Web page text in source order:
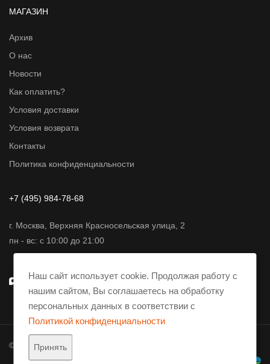
МАГАЗИН
Архив
О нас
Новости
Как оплатить?
Условия доставки
Условия возврата
Контакты
Политика конфиденциальности
+7 (495) 984-78-68
г. Москва, Верхняя Красносельская улица, 2
пн - вс: с 10:00 до 21:00
© 2001-2026 AmpliFier. Все права защищены.
Наш сайт использует cookie. Продолжая работу с
нашим сайтом, Вы соглашаетесь на обработку
персональных данных в соответствии с
Политикой конфиденциальности
Принять